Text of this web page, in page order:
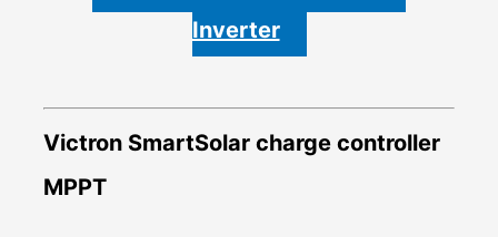
Inverter
Victron SmartSolar charge controller
MPPT